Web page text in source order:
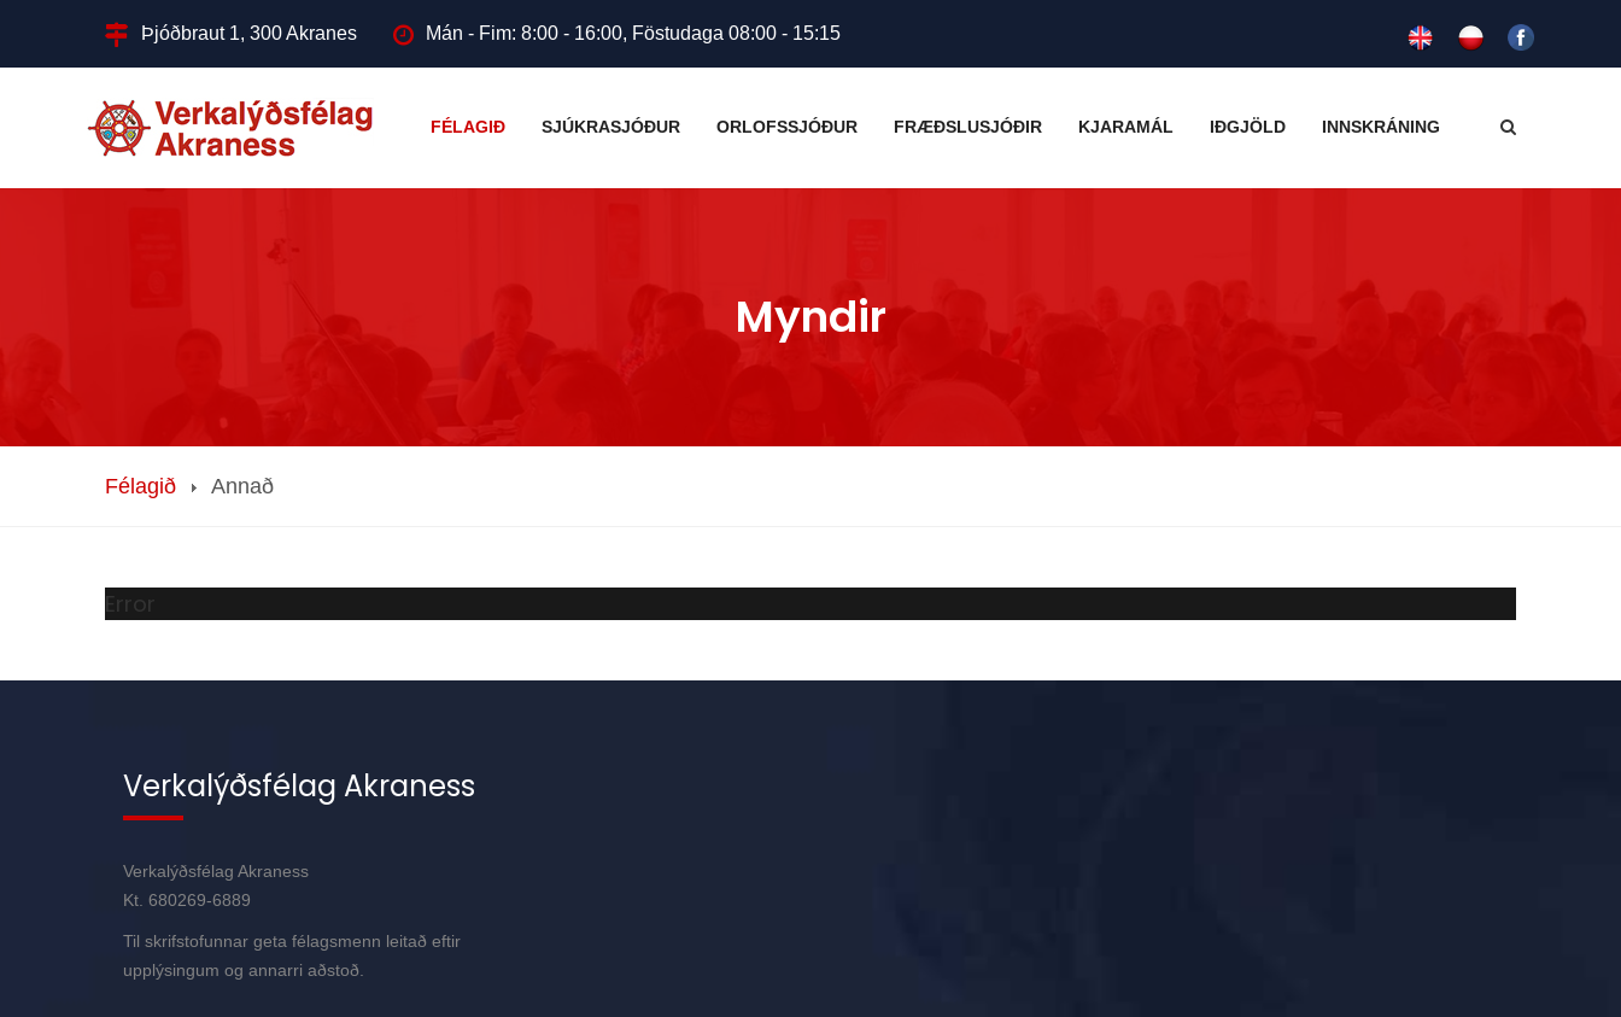
Þjóðbraut 1, 300 Akranes Mán - Fim: 8:00 - 16:00, Föstudaga 08:00 - 15:15
FÉLAGIÐ SJÚKRASJÓÐUR ORLOFSSJÓÐUR FRÆÐSLUSJÓÐIR KJARAMÁL IÐGJÖLD INNSKRÁNING
Myndir
Félagið Annað
Error
Verkalýðsfélag Akraness
Verkalýðsfélag Akraness
Kt. 680269-6889
Til skrifstofunnar geta félagsmenn leitað eftir
upplýsingum og annarri aðstoð.